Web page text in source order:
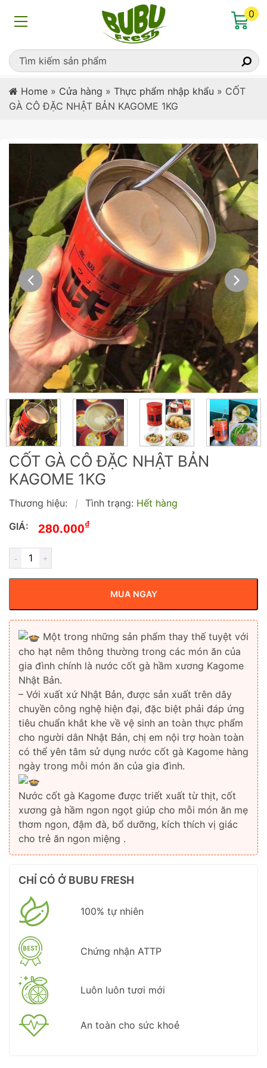
0
Home » Cửa hàng » Thực phẩm nhập khẩu » CỐT
GÀ CÔ ĐẶC NHẬT BẢN KAGOME 1KG
CỐT GÀ CÔ ĐẶC NHẬT BẢN
KAGOME 1KG
Thương hiệu: | Tình trạng: Hết hàng
GIÁ:
280.000₫
MUA NGAY
Một trong những sản phẩm thay thế tuyệt với
cho hạt nêm thông thường trong các món ăn của
gia đình chính là nước cốt gà hầm xương Kagome
Nhật Bản.
– Với xuất xứ Nhật Bản, được sản xuất trên dây
chuyền công nghệ hiện đại, đặc biệt phải đáp ứng
tiêu chuẩn khắt khe về vệ sinh an toàn thực phẩm
cho người dân Nhật Bản, chị em nội trợ hoàn toàn
có thể yên tâm sử dụng nước cốt gà Kagome hàng
ngày trong mỗi món ăn của gia đình.
Nước cốt gà Kagome được triết xuất từ thịt, cốt
xương gà hầm ngon ngọt giúp cho mỗi món ăn mẹ
thơm ngon, đậm đà, bổ dưỡng, kích thích vị giác
cho trẻ ăn ngon miệng .
CHỈ CÓ Ở BUBU FRESH
100% tự nhiên
Chứng nhận ATTP
Luôn luôn tươi mới
An toàn cho sức khoẻ